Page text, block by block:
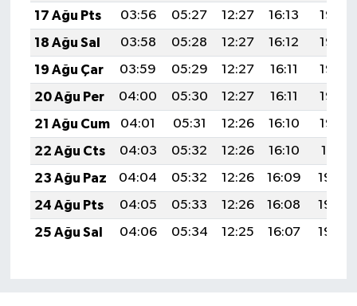
17 Ağu Pts
03:56 05:27 12:27 16:13
19:17
18 Ağu Sal
03:58 05:28 12:27 16:12
19:16
19 Ağu Çar
03:59 05:29 12:27 16:11
19:15
20 Ağu Per
04:00 05:30 12:27 16:11
19:13
21 Ağu Cum
04:01 05:31 12:26 16:10
19:12
22 Ağu Cts
04:03 05:32 12:26 16:10
19:11
23 Ağu Paz
04:04 05:32 12:26 16:09
19:09
24 Ağu Pts
04:05 05:33 12:26 16:08
19:08
25 Ağu Sal
04:06 05:34 12:25 16:07 19:06